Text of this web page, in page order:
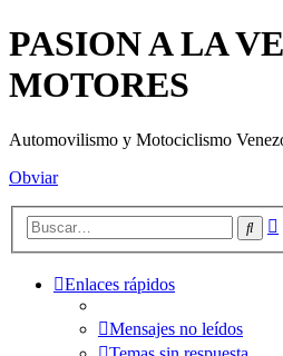
PASION A LA
MOTORES
Automovilismo y Motociclismo
Obviar
Enlaces rápidos
Mensajes no leídos